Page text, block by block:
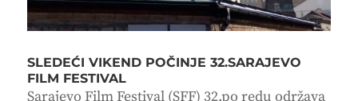
SLEDEĆI VIKEND POČINJE 32.SARAJEVO
FILM FESTIVAL
Sarajevo Film Festival (SFF) 32.po redu održava